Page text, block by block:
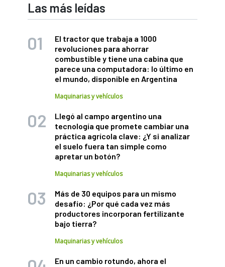
Las más leídas
El tractor que trabaja a 1000
revoluciones para ahorrar
combustible y tiene una cabina que
parece una computadora: lo último en
el mundo, disponible en Argentina
Maquinarias y vehículos
Llegó al campo argentino una
tecnología que promete cambiar una
práctica agrícola clave: ¿Y si analizar
el suelo fuera tan simple como
apretar un botón?
Maquinarias y vehículos
Más de 30 equipos para un mismo
desafío: ¿Por qué cada vez más
productores incorporan fertilizante
bajo tierra?
Maquinarias y vehículos
En un cambio rotundo, ahora el